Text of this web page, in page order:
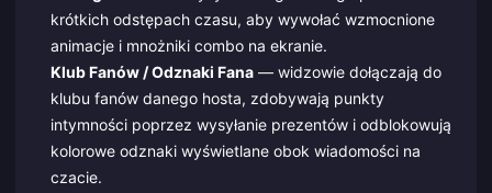
krótkich odstępach czasu, aby wywołać wzmocnione
animacje i mnożniki combo na ekranie.
Klub Fanów / Odznaki Fana— widzowie dołączają do
klubu fanów danego hosta, zdobywają punkty
intymności poprzez wysyłanie prezentów i odblokowują
kolorowe odznaki wyświetlane obok wiadomości na
czacie.